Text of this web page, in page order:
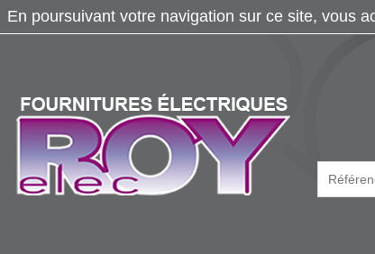
En poursuivant votre navigation sur ce site,